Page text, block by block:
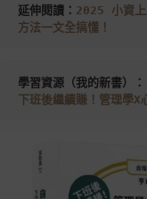
延伸閱讀： 2025 小資上
方法一文全搞懂！
學習資源（我的新書）：
下班後繼續賺！管理學X